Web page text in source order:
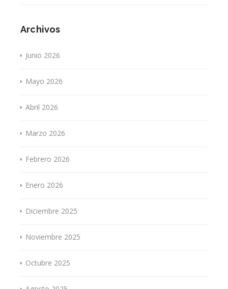
Archivos
Junio 2026
Mayo 2026
Abril 2026
Marzo 2026
Febrero 2026
Enero 2026
Diciembre 2025
Noviembre 2025
Octubre 2025